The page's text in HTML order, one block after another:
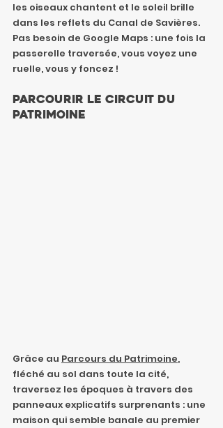
les oiseaux chantent et le soleil brille
dans les reflets du Canal de Savières.
Pas besoin de Google Maps : une fois la
passerelle traversée, vous voyez une
ruelle, vous y foncez !
Parcourir le circuit du
patrimoine
Grâce au Parcours du Patrimoine,
fléché au sol dans toute la cité,
traversez les époques à travers des
panneaux explicatifs surprenants : une
maison qui semble banale au premier